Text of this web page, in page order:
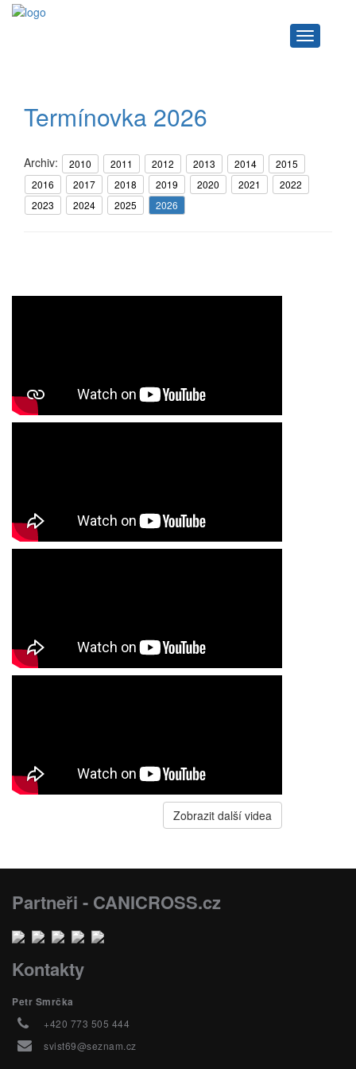
Navigace
Termínovka 2026
Archiv: 2010 2011 2012 2013 2014
2015
2016
2017 2018 2019 2020 2021
2022
2023
2024 2025 2026
Zobrazit další videa
Partneři - CANICROSS.cz
Kontakty
Petr Smrčka
+420 773 505 444
svist69@seznam.cz